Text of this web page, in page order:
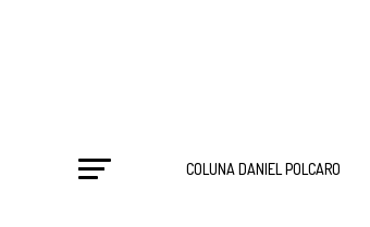
COLUNA DANIEL POLCARO